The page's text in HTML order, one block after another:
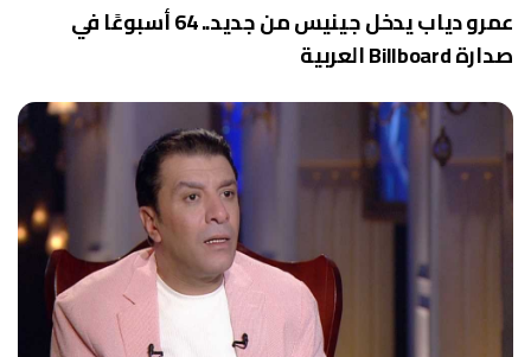
عمرو دياب يدخل جينيس من جديد.. 64 أسبوعًا في
صدارة Billboard العربية